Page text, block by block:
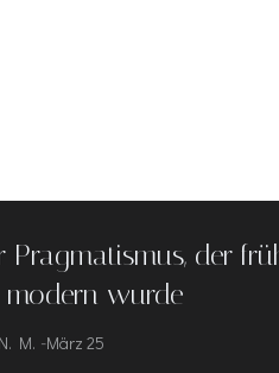
Pragmatismus, der
modern wurde
N. M. -März 25